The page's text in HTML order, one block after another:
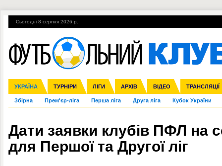
Сьогодні 8 серпня 2026 р.
УКРАЇНА ТУРНІРИ ЛІГИ АРХІВ ВІДЕО ТРАНСЛЯЦІЇ
Збірна Прем'єр-ліга Перша ліга Друга ліга Кубок України
Ліга чемпіонів Ліга Європи Міжнародні Ліга націй Ліга
Англія Іспанія Італія Німеччина Франція Інші
ЧС-2014 ЄВРО-2016 Росія Кубок конфедерацій ЧЄ-2015 (U-
Гарячі теми УПЛ, 2-й тур ВІЙНА УПЛ-ПЕРЕХОДИ
Дати заявки клубів ПФЛ на
для Першої та Другої ліг